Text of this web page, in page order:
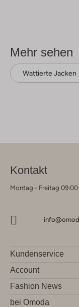
Mehr sehen
Wattierte Jacken
Kontakt
Montag - Freitag 09:00
Kundenservice
Account
Fashion News
bei Omoda